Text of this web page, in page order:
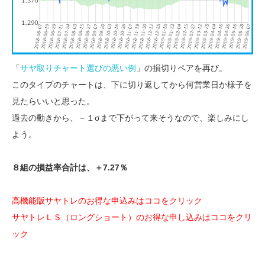
「サヤ取りチャート選びの悪い例 」の損切りペアを再び。
このタイプのチャートは、下に切り返してから何営業日か様子を
見たらいいと思った。
過去の動きから、－１σまで下がって来そうなので、楽しみにし
よう。
８組の損益率合計は、＋7.27％
高機能版サヤトレのお得な申込みはココをクリック
サヤトレＬＳ（ロングショート）のお得な申し込みはココをクリ
ック